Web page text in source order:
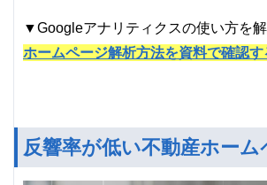
▼Googleアナリティクスの使い方を解
ホームページ解析方法を資料で確認す
反響率が低い不動産ホー